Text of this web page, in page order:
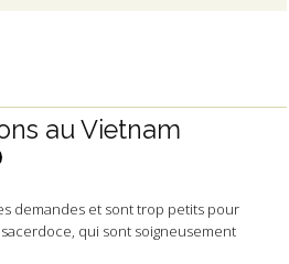
au Vietnam
demandes et sont trop petits pour
qui sont soigneusement